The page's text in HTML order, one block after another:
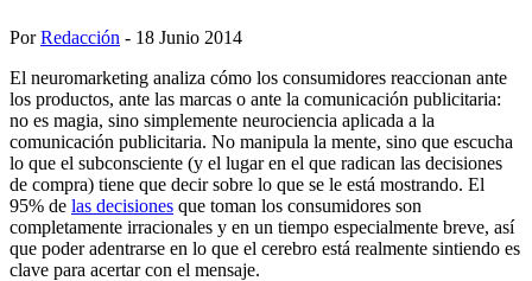
PorRedacción - 18 Junio 2014
El neuromarketing analiza cómo los consumidores reaccionan ante
los productos, ante las marcas o ante la comunicación publicitaria:
no es magia, sino simplemente neurociencia aplicada a la
comunicación publicitaria. No manipula la mente, sino que escucha
lo que el subconsciente (y el lugar en el que radican las decisiones
de compra) tiene que decir sobre lo que se le está mostrando. El
95% de las decisiones que toman los consumidores son
completamente irracionales y en un tiempo especialmente breve, así
que poder adentrarse en lo que el cerebro está realmente sintiendo es
clave para acertar con el mensaje.